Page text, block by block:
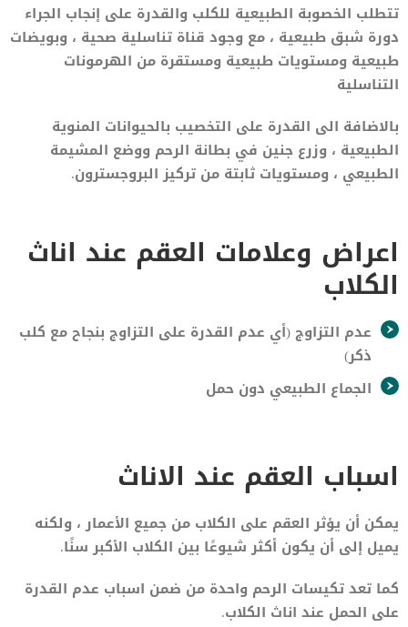
تتطلب الخصوبة الطبيعية للكلب والقدرة على إنجاب الجراء
دورة شبق طبيعية ، مع وجود قناة تناسلية صحية ، وبويضات
طبيعية ومستويات طبيعية ومستقرة من الهرمونات
التناسلية
بالاضافة الى القدرة على التخصيب بالحيوانات المنوية
الطبيعية ، وزرع جنين في بطانة الرحم ووضع المشيمة
الطبيعي ، ومستويات ثابتة من تركيز البروجسترون.
اعراض وعلامات العقم عند اناث
الكلاب
عدم التزاوج (أي عدم القدرة على التزاوج بنجاح مع كلب
ذكر)
الجماع الطبيعي دون حمل
اسباب العقم عند الاناث
يمكن أن يؤثر العقم على الكلاب من جميع الأعمار ، ولكنه
يميل إلى أن يكون أكثر شيوعًا بين الكلاب الأكبر سنًا.
كما تعد تكيسات الرحم واحدة من ضمن اسباب عدم القدرة
على الحمل عند اناث الكلاب.